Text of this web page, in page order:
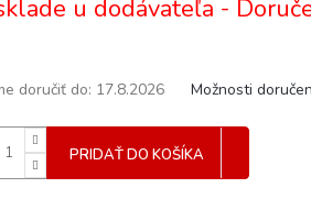
u dodávateľa -
doručiť do: 17.8.2026 Možnosti
PRIDAŤ DO KOŠÍKA